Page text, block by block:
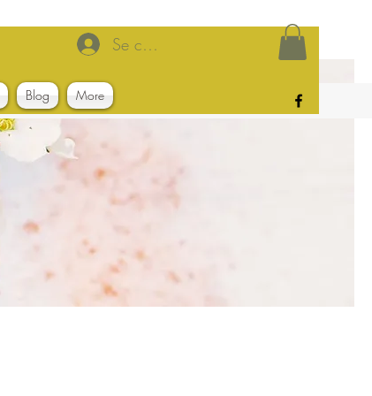
Se connecter
Blog More